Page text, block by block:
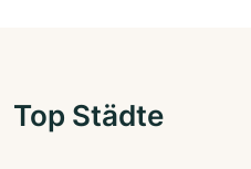
Top Städte